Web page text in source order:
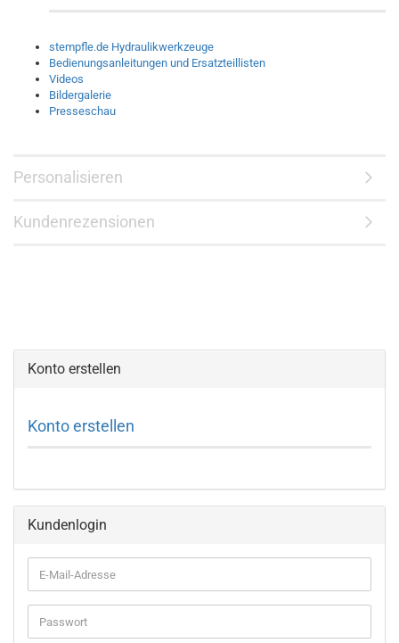
stempfle.de Hydraulikwerkzeuge
Bedienungsanleitungen und Ersatzteillisten
Videos
Bildergalerie
Presseschau
Personalisieren
Kundenrezensionen
Konto erstellen
Konto erstellen
Kundenlogin
E-
Mail-
Adresse
Passwort